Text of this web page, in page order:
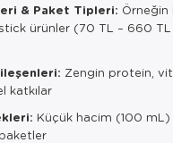
& Paket Tipleri: Örneğin
ürünler (70 TL – 660 TL
Zengin protein,
katkılar
Küçük hacim (100